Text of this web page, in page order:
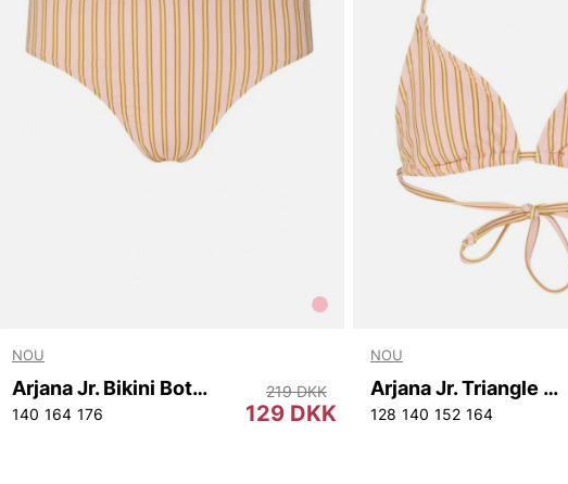
NOU
Arjana Jr. Bikini Bottom
140 164 176 129 DKK
219 DKK
NOU
Arjana Jr. Triangle Bikini Top
128 140 152 164